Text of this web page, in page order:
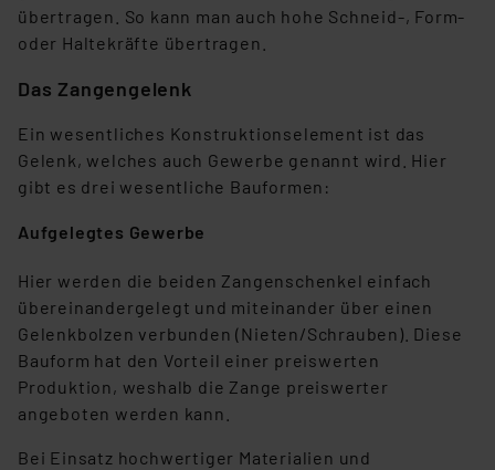
übertragen. So kann man auch hohe Schneid-, Form-
oder Haltekräfte übertragen.
Das Zangengelenk
Ein wesentliches Konstruktionselement ist das
Gelenk, welches auch Gewerbe genannt wird. Hier
gibt es drei wesentliche Bauformen:
Aufgelegtes Gewerbe
Hier werden die beiden Zangenschenkel einfach
übereinandergelegt und miteinander über einen
Gelenkbolzen verbunden (Nieten/Schrauben). Diese
Bauform hat den Vorteil einer preiswerten
Produktion, weshalb die Zange preiswerter
angeboten werden kann.
Bei Einsatz hochwertiger Materialien und